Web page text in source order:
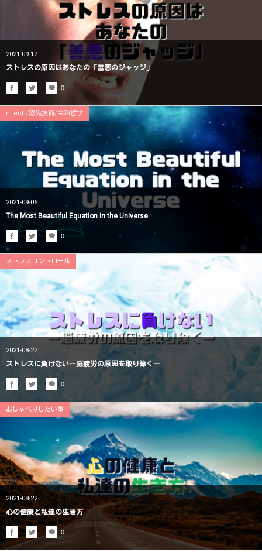
2021-09-17
ストレスの原因はあなたの「善悪のジャッジ」
0
nTech/認識技術/令和哲学
2021-09-06
The Most Beautiful Equation in the Universe
0
ストレスコントロール
2021-08-27
ストレスに負けないー脳疲労の原因を取り除くー
0
おしゃべりしたい事
2021-08-22
心の健康と私達の生き方
0